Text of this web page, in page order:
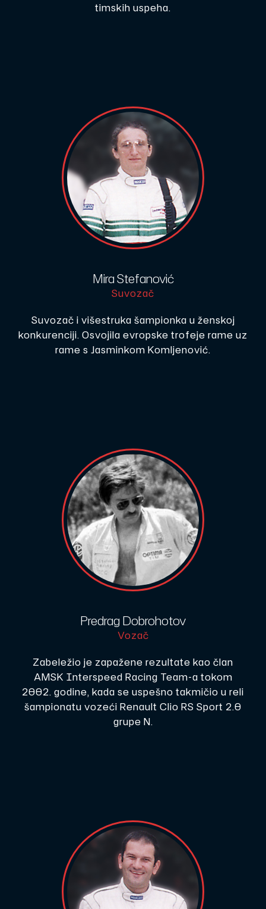
timskih uspeha.
Mira Stefanović
Suvozač
Suvozač i višestruka šampionka u ženskoj
konkurenciji. Osvojila evropske trofeje rame uz
rame s Jasminkom Komljenović.
Predrag Dobrohotov
Vozač
Zabeležio je zapažene rezultate kao član
AMSK Interspeed Racing Team-a tokom
2002. godine, kada se uspešno takmičio u reli
šampionatu vozeći Renault Clio RS Sport 2.0
grupe N.